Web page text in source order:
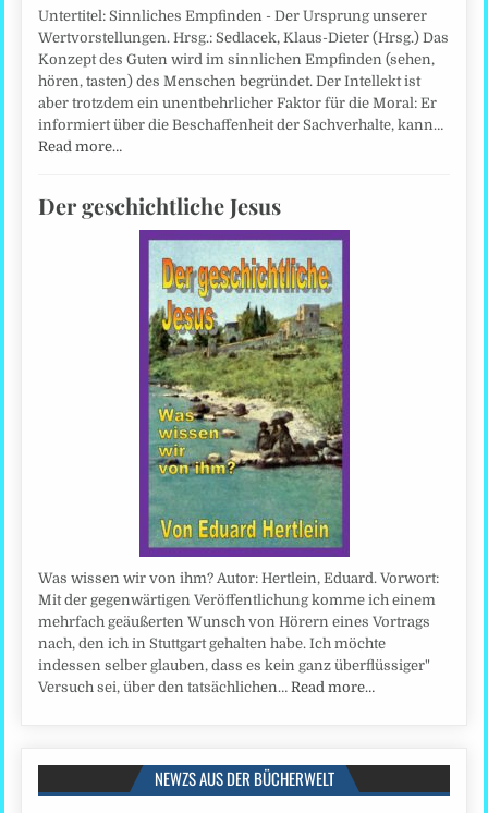
Untertitel: Sinnliches Empfinden - Der Ursprung unserer
Wertvorstellungen. Hrsg.: Sedlacek, Klaus-Dieter (Hrsg.) Das
Konzept des Guten wird im sinnlichen Empfinden (sehen,
hören, tasten) des Menschen begründet. Der Intellekt ist
aber trotzdem ein unentbehrlicher Faktor für die Moral: Er
informiert über die Beschaffenheit der Sachverhalte, kann…
Read more…
Der geschichtliche Jesus
Was wissen wir von ihm? Autor: Hertlein, Eduard. Vorwort:
Mit der gegenwärtigen Veröffentlichung komme ich einem
mehrfach geäußerten Wunsch von Hörern eines Vortrags
nach, den ich in Stuttgart gehalten habe. Ich möchte
indessen selber glauben, dass es kein ganz überflüssiger"
Versuch sei, über den tatsächlichen…Read more…
NEWZS AUS DER BÜCHERWELT